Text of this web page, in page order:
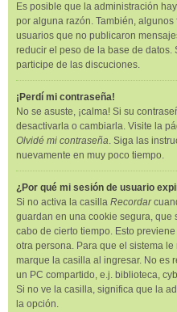
Es posible que la administración
por alguna razón. También,
usuarios que no publicaron
reducir el peso de la base de datos.
participe de las discuciones.
¡Perdí mi contraseña!
No se asuste, ¡calma! Si su
desactivarla o cambiarla. Visite la
Olvidé mi contraseña. Siga las
nuevamente en muy poco tiempo.
¿Por qué mi sesión de usuario
Si no activa la casilla Recordar
guardan en una cookie segura, que
cabo de cierto tiempo. Esto
otra persona. Para que el sistema
marque la casilla al ingresar. No es
un PC compartido, e.j. biblioteca,
Si no ve la casilla, significa que la
la opción.